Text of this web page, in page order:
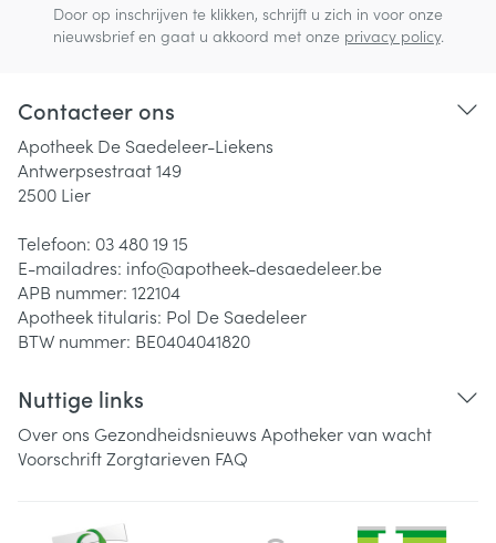
Door op inschrijven te klikken, schrijft u zich in voor onze
nieuwsbrief en gaat u akkoord met onze privacy policy.
Contacteer ons
Apotheek De Saedeleer-Liekens
Antwerpsestraat 149
2500 Lier
Telefoon: 03 480 19 15
E-mailadres: info@apotheek-desaedeleer.be
APB nummer: 122104
Apotheek titularis: Pol De Saedeleer
BTW nummer: BE0404041820
Nuttige links
Over ons Gezondheidsnieuws Apotheker van wacht
VoorschriftZorgtarieven FAQ